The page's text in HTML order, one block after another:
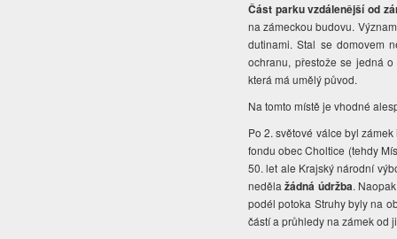
Část parku vzdálenější od
na zámeckou budovu.
dutinami. Stal se domovem
ochranu, přestože se jedná
která má umělý původ.
Na tomto místě je vhodné
Po 2. světové válce byl
fondu obec Choltice (tehdy
50. let ale Krajský národní
nedělažádná údržba.
podél potoka Struhy byly na
částí a průhledy na zámek od